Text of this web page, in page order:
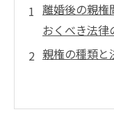
離婚後の親権
おくべき法律
親権の種類と
養育費の算